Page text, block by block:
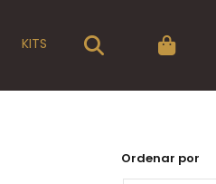
KITS
Ordenar por